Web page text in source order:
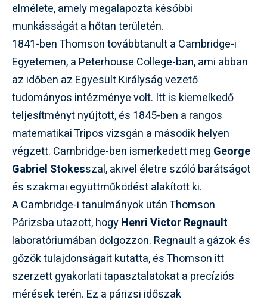
elmélete, amely megalapozta későbbi
munkásságát a hőtan területén.
1841-ben Thomson továbbtanult a Cambridge-i
Egyetemen, a Peterhouse College-ban, ami abban
az időben az Egyesült Királyság vezető
tudományos intézménye volt. Itt is kiemelkedő
teljesítményt nyújtott, és 1845-ben a rangos
matematikai Tripos vizsgán a második helyen
végzett. Cambridge-ben ismerkedett meg George
Gabriel Stokesszal, akivel életre szóló barátságot
és szakmai együttműködést alakított ki.
A Cambridge-i tanulmányok után Thomson
Párizsba utazott, hogyHenri Victor Regnault
laboratóriumában dolgozzon. Regnault a gázok és
gőzök tulajdonságait kutatta, és Thomson itt
szerzett gyakorlati tapasztalatokat a precíziós
mérések terén. Ez a párizsi időszak